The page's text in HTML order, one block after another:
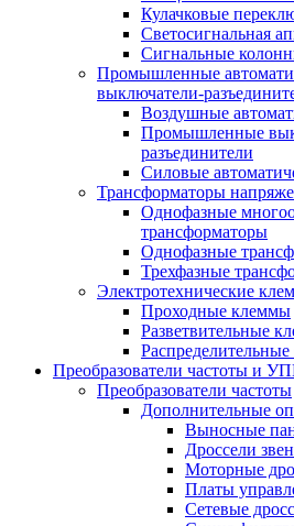
Кулачковые
Светосигнальная
Сигнальные
Промышленные
выключатели-
Воздушные
Промышленные
разъединители
Силовые
Трансформаторы
Однофазные
трансформаторы
Однофазные
Трехфазные
Электротехнические
Проходные клеммы
Разветвительные
Распределительные
Преобразователи частоты и
Преобразователи частоты
Дополнительные
Выносные
Дроссели
Моторные
Платы
Сетевые